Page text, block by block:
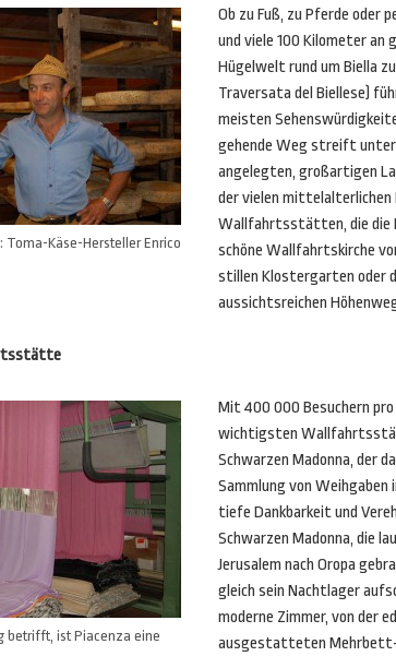
Toma-Käse-Hersteller Enrico
Ob zu Fuß, zu Pferde oder
und viele 100 Kilometer an
Hügelwelt rund um Biella
Traversata del Biellese)
meisten
gehende Weg streift unter
angelegten, großartigen
der vielen mittelalterlichen
Wallfahrtsstätten, die die
schöne Wallfahrtskirche
stillen Klostergarten oder
aussichtsreichen
betrifft, ist Piacenza eine
Mit 400 000 Besuchern
wichtigsten
Schwarzen Madonna, der
Sammlung von
tiefe Dankbarkeit und
Schwarzen Madonna, die
Jerusalem nach Oropa
gleich sein Nachtlager
moderne Zimmer, von der
ausgestatteten Mehrbett-